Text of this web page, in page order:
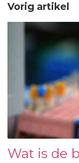
Vorig artikel
Wat is de